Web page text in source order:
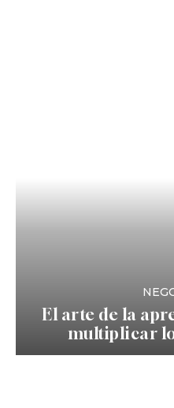
El arte de la
multiplicar